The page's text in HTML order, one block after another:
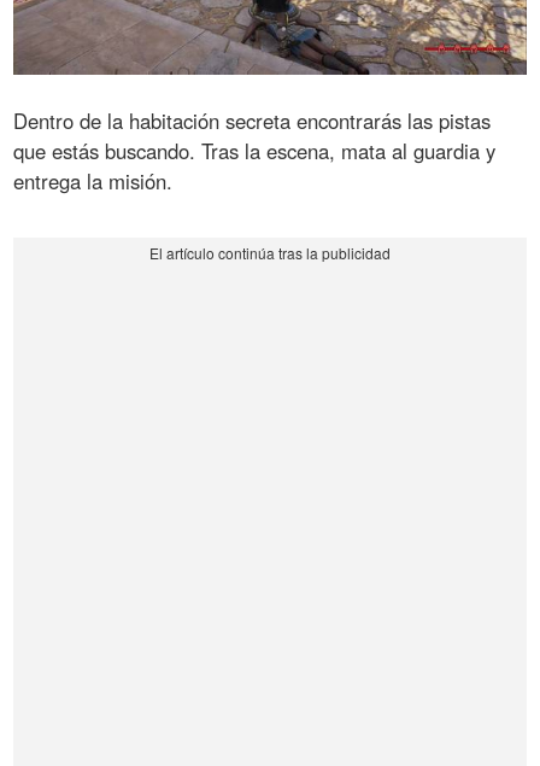
Dentro de la habitación secreta encontrarás las pistas
que estás buscando. Tras la escena, mata al guardia y
entrega la misión.